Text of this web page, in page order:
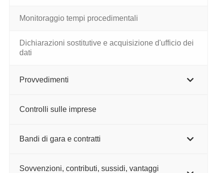
Monitoraggio tempi procedimentali
Dichiarazioni sostitutive e acquisizione d'ufficio dei
dati
Provvedimenti
Controlli sulle imprese
Bandi di gara e contratti
Sovvenzioni, contributi, sussidi, vantaggi